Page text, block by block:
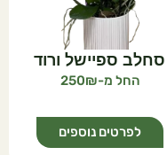
סחלב ספיישל ורוד
250
לפרטים נוספים